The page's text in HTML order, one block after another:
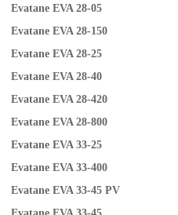
Evatane EVA 28-05
Evatane EVA 28-150
Evatane EVA 28-25
Evatane EVA 28-40
Evatane EVA 28-420
Evatane EVA 28-800
Evatane EVA 33-25
Evatane EVA 33-400
Evatane EVA 33-45 PV